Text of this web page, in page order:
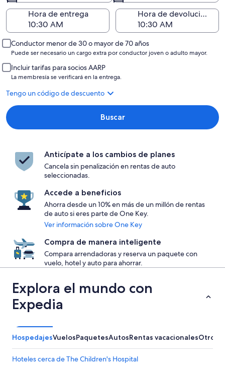
Hora de entrega
Hora de devolución
Conductor menor de 30 o mayor de 70 años
Puede ser necesario un cargo extra por conductor joven o adulto mayor.
Incluir tarifas para socios AARP
La membresía se verificará en la entrega.
Tengo un código de descuento
Buscar
Anticípate a los cambios de planes
Cancela sin penalización en rentas de auto
seleccionadas.
Accede a beneficios
Ahorra desde un 10% en más de un millón de rentas
de auto si eres parte de One Key.
Ver información sobre One Key
Compra de manera inteligente
Compara arrendadoras y reserva un paquete con
vuelo, hotel y auto para ahorrar.
Explora el mundo con
Expedia
HospedajesVuelosPaquetesAutosRentas vacacionalesOtros
Hoteles cerca de The Children's Hospital